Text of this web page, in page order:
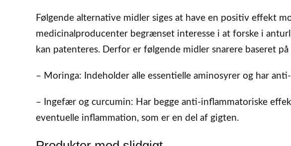
Følgende alternative midler siges at have en positiv effekt
medicinalproducenter begrænset interesse i at forske i
kan patenteres. Derfor er følgende midler snarere baseret
– Moringa: Indeholder alle essentielle aminosyrer og har
– Ingefær og curcumin: Har begge anti-inflammatoriske
eventuelle inflammation, som er en del af gigten.